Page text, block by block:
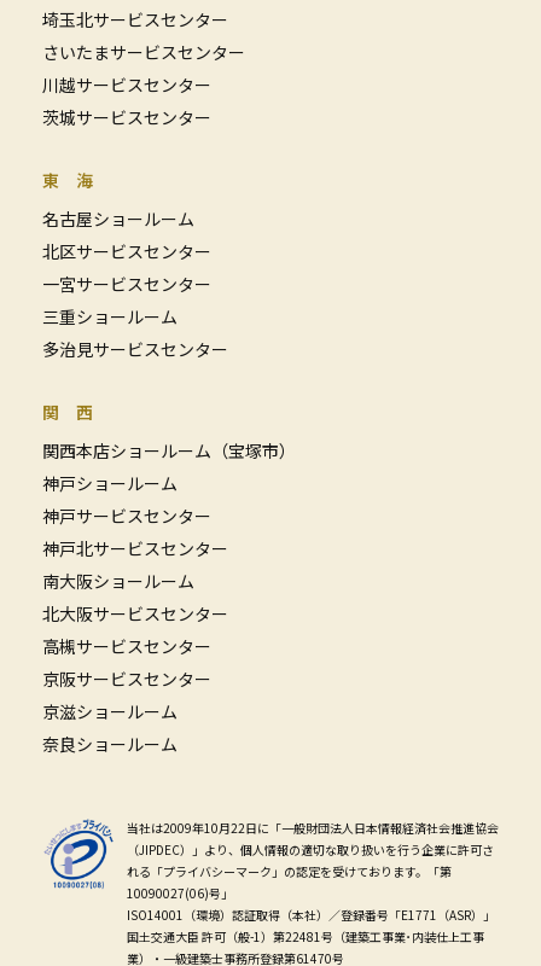
埼玉北サービスセンター
さいたまサービスセンター
川越サービスセンター
茨城サービスセンター
東 海
名古屋ショールーム
北区サービスセンター
一宮サービスセンター
三重ショールーム
多治見サービスセンター
関 西
関西本店ショールーム（宝塚市）
神戸ショールーム
神戸サービスセンター
神戸北サービスセンター
南大阪ショールーム
北大阪サービスセンター
高槻サービスセンター
京阪サービスセンター
京滋ショールーム
奈良ショールーム
当社は2009年10月22日に「一般財団法人日本情報経済社会推進協会
（JIPDEC）」より、個人情報の適切な取り扱いを行う企業に許可さ
れる「プライバシーマーク」の認定を受けております。「第
10090027(06)号」
ISO14001（環境）認証取得（本社）／登録番号「E1771（ASR）」
国土交通大臣 許可（般-1）第22481号（建築工事業･内装仕上工事
業）・一級建築士事務所登録第61470号